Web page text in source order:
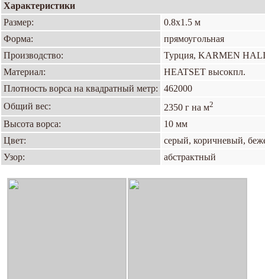
Характеристики
Размер:
0.8х1.5 м
Форма:
прямоугольная
Производство:
Турция, KARMEN HALI
Материал:
HEATSET высокпл.
Плотность ворса на квадратный метр:
462000
Общий вес:
2350 г на м2
Высота ворса:
10 мм
Цвет:
серый, коричневый,
Узор:
абстрактный